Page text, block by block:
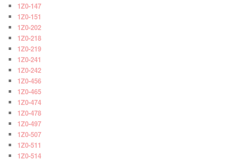
1Z0-147
1Z0-151
1Z0-202
1Z0-218
1Z0-219
1Z0-241
1Z0-242
1Z0-456
1Z0-465
1Z0-474
1Z0-478
1Z0-497
1Z0-507
1Z0-511
1Z0-514